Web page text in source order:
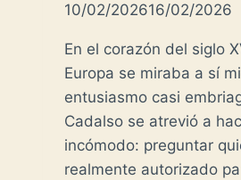
10/02/202616/02/2026
En el corazón del siglo
Europa se miraba a sí
entusiasmo casi
Cadalso se atrevió a
incómodo: preguntar
realmente autorizado